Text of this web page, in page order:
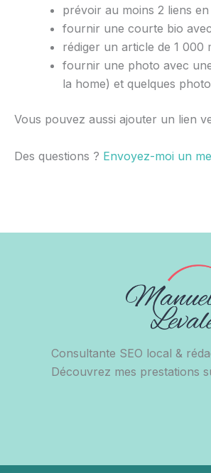
prévoir au moins 2 liens
fournir une courte bio
rédiger un article de 1 000
fournir une photo avec
la home) et quelques
Vous pouvez aussi ajouter un lien
Des questions ? Envoyez-moi un
Consultante SEO local &
Découvrez mes prestations